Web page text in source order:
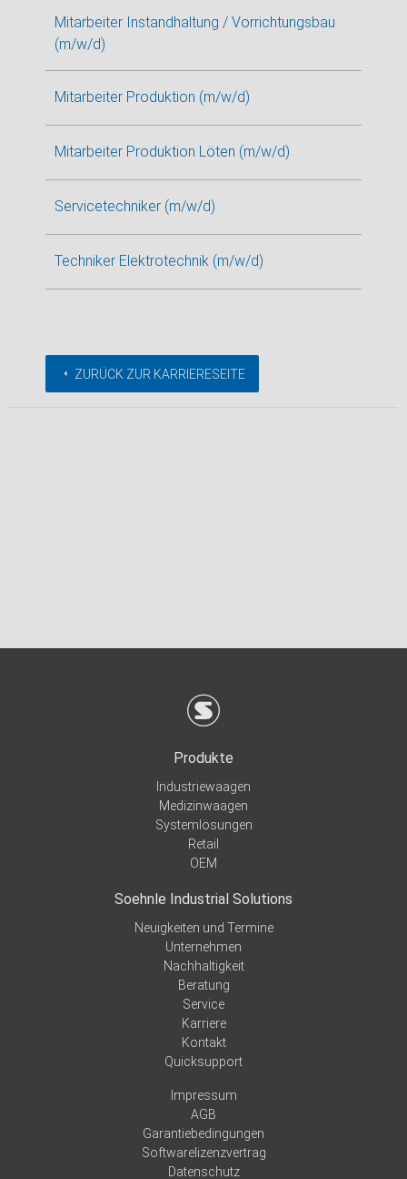
Mitarbeiter Instandhaltung / Vorrichtungsbau
(m/w/d)
Mitarbeiter Produktion (m/w/d)
Mitarbeiter Produktion Löten (m/w/d)
Servicetechniker (m/w/d)
Techniker Elektrotechnik (m/w/d)
ZURÜCK ZUR KARRIERESEITE
Produkte
Industriewaagen
Medizinwaagen
Systemlösungen
Retail
OEM
Soehnle Industrial Solutions
Neuigkeiten und Termine
Unternehmen
Nachhaltigkeit
Beratung
Service
Karriere
Kontakt
Quicksupport
Impressum
AGB
Garantiebedingungen
Softwarelizenzvertrag
Datenschutz